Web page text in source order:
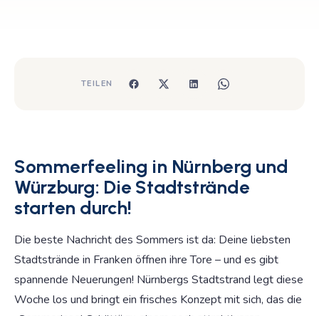
TEILEN
Sommerfeeling in Nürnberg und
Würzburg: Die Stadtstrände
starten durch!
Die beste Nachricht des Sommers ist da: Deine liebsten
Stadtstrände in Franken öffnen ihre Tore – und es gibt
spannende Neuerungen! Nürnbergs Stadtstrand legt diese
Woche los und bringt ein frisches Konzept mit sich, das die